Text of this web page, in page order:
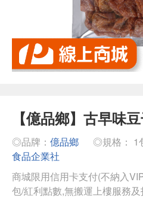
【億品鄉】古早味
◎品牌： 億品鄉 ◎規格： 1
食品企業社
商城限用信用卡支付(不納入
包/紅利點數,無搬運上樓服務